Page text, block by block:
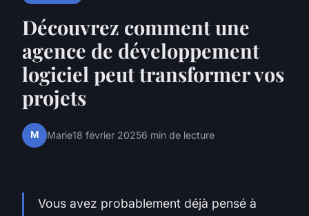
Découvrez comment une
agence de développement
logiciel peut transformer vos
projets
M Marie18 février 20256 min de lecture
Vous avez probablement déjà pensé à